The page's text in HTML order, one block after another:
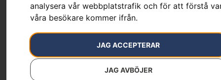
analysera vår webbplatstrafik och för att förstå
våra besökare kommer ifrån.
JAG ACCEPTERAR
JAG AVBÖJER
Husqvarna 525BX HUSQVARNA 525HE3
11 900
Läs mer